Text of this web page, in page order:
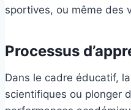
sportives, ou même des
Processus
Dans le cadre éducatif,
scientifiques ou plonger